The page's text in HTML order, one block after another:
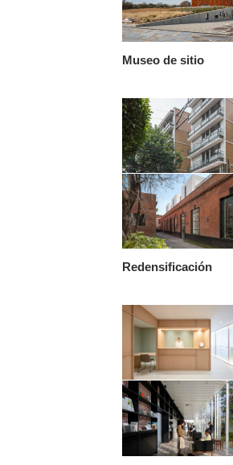
Museo de sitio
Redensificación